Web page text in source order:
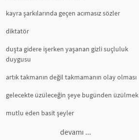
kayra şarkılarında geçen acımasız sözler
diktatör
duşta gidere işerken yaşanan gizli suçluluk
duygusu
artık takmanın değil takmamanın olay olması
gelecekte üzüleceğin şeye bugünden üzülmek
mutlu eden basit şeyler
devamı ...